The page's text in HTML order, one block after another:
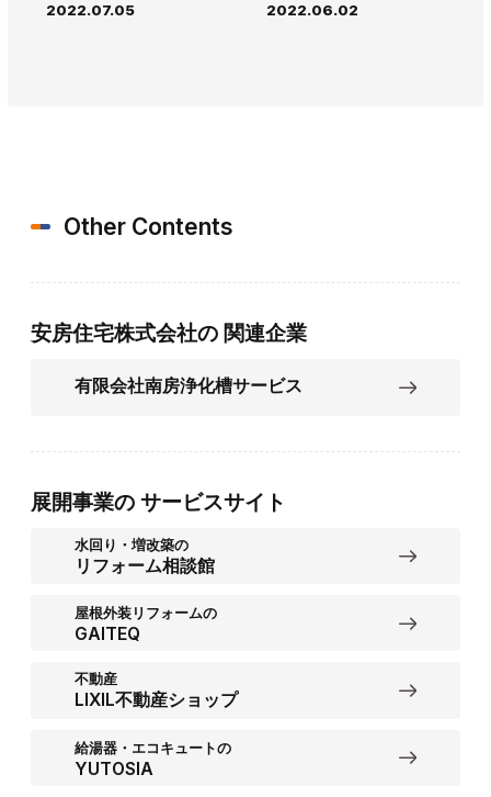
2022.07.05 2022.06.02
Other Contents
安房住宅株式会社の 関連企業
有限会社南房浄化槽サービス
展開事業の サービスサイト
水回り・増改築の
リフォーム相談館
屋根外装リフォームの
GAITEQ
不動産
LIXIL不動産ショップ
給湯器・エコキュートの
YUTOSIA